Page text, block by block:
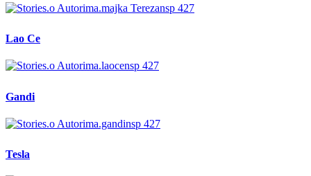
Lao Ce
Gandi
Tesla